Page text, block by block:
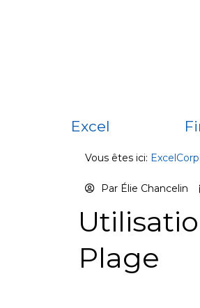
Excel
Vous êtes ici:
ParÉlie Chancelin
Plage